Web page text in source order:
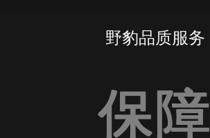
野豹品质服务
保障